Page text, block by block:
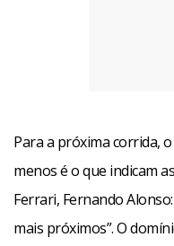
Para a próxima corrida,
menos é o que indicam
Ferrari, Fernando
mais próximos”. O